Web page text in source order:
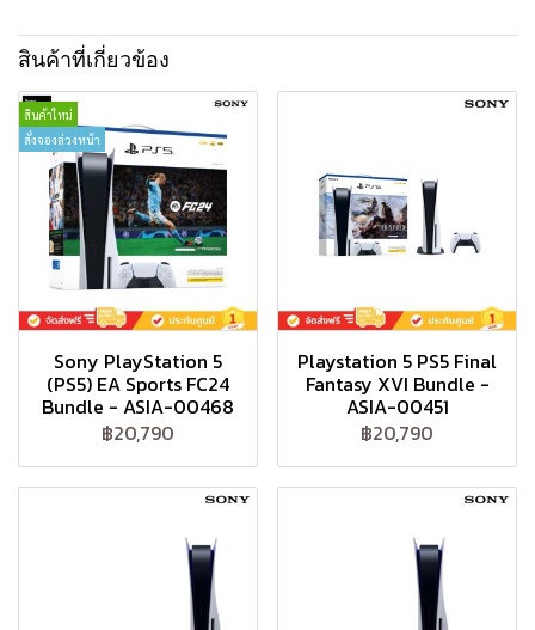
สินค้าที่เกี่ยวข้อง
สินค้าใหม่
สั่งจองล่วงหน้า
Sony PlayStation 5
(PS5) EA Sports FC24
Bundle - ASIA-00468
฿20,790
Playstation 5 PS5 Final
Fantasy XVI Bundle -
ASIA-00451
฿20,790